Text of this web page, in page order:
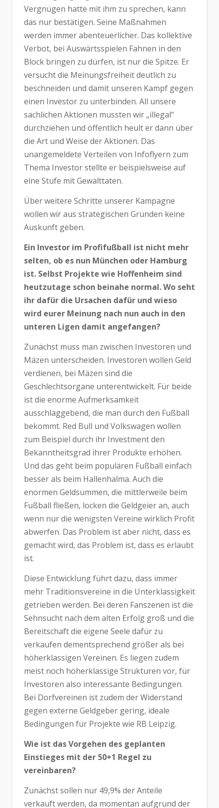
Vergnügen hatte mit ihm zu sprechen, kann
das nur bestätigen. Seine Maßnahmen
werden immer abenteuerlicher. Das kollektive
Verbot, bei Auswärtsspielen Fahnen in den
Block bringen zu dürfen, ist nur die Spitze. Er
versucht die Meinungsfreiheit deutlich zu
beschneiden und damit unseren Kampf gegen
einen Investor zu unterbinden. All unsere
sachlichen Aktionen mussten wir „illegal“
durchziehen und öffentlich heult er dann über
die Art und Weise der Aktionen. Das
unangemeldete Verteilen von Infoflyern zum
Thema Investor stellte er beispielsweise auf
eine Stufe mit Gewalttaten.
Über weitere Schritte unserer Kampagne
wollen wir aus strategischen Gründen keine
Auskunft geben.
Ein Investor im Profifußball ist nicht mehr
selten, ob es nun München oder Hamburg
ist. Selbst Projekte wie Hoffenheim sind
heutzutage schon beinahe normal. Wo seht
ihr dafür die Ursachen dafür und wieso
wird eurer Meinung nach nun auch in den
unteren Ligen damit angefangen?
Zunächst muss man zwischen Investoren und
Mäzen unterscheiden. Investoren wollen Geld
verdienen, bei Mäzen sind die
Geschlechtsorgane unterentwickelt. Für beide
ist die enorme Aufmerksamkeit
ausschlaggebend, die man durch den Fußball
bekommt. Red Bull und Volkswagen wollen
zum Beispiel durch ihr Investment den
Bekanntheitsgrad ihrer Produkte erhöhen.
Und das geht beim populären Fußball einfach
besser als beim Hallenhalma. Auch die
enormen Geldsummen, die mittlerweile beim
Fußball fließen, locken die Geldgeier an, auch
wenn nur die wenigsten Vereine wirklich Profit
abwerfen. Das Problem ist aber nicht, dass es
gemacht wird, das Problem ist, dass es erlaubt
ist.
Diese Entwicklung führt dazu, dass immer
mehr Traditionsvereine in die Unterklassigkeit
getrieben werden. Bei deren Fanszenen ist die
Sehnsucht nach dem alten Erfolg groß und die
Bereitschaft die eigene Seele dafür zu
verkaufen dementsprechend größer als bei
höherklassigen Vereinen. Es liegen zudem
meist noch höherklassige Strukturen vor, für
Investoren also interessante Bedingungen.
Bei Dorfvereinen ist zudem der Widerstand
gegen externe Geldgeber gering, ideale
Bedingungen für Projekte wie RB Leipzig.
Wie ist das Vorgehen des geplanten
Einstieges mit der 50+1 Regel zu
vereinbaren?
Zunächst sollen nur 49,9% der Anteile
verkauft werden, da momentan aufgrund der